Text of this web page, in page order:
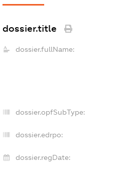
dossier.title
dossier.fullName:
dossier.opfSubType:
dossier.edrpo:
dossier.regDate: